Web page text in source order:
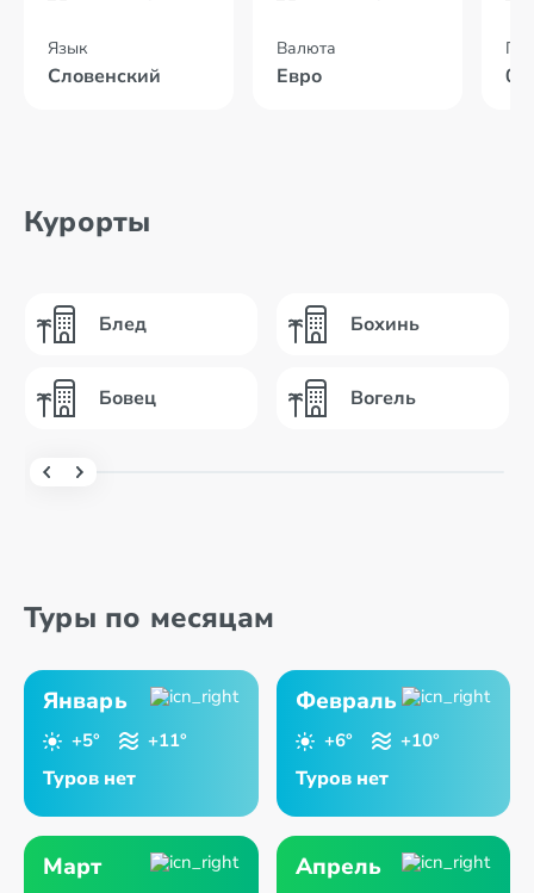
Язык
Словенский
Валюта
Евро
Курорты
Блед
Бовец
Бохинь
Вогель
Туры по месяцам
Январь
+5° +11°
Туров нет
Февраль
+6° +10°
Туров нет
Март Апрель